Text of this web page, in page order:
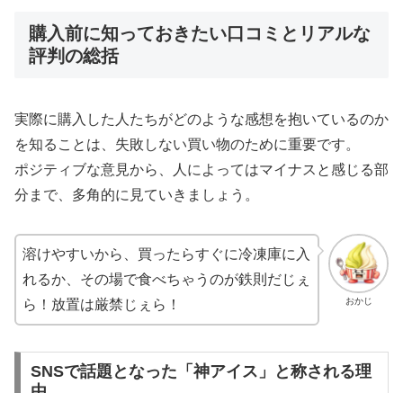
購入前に知っておきたい口コミとリアルな
評判の総括
実際に購入した人たちがどのような感想を抱いているのか
を知ることは、失敗しない買い物のために重要です。
ポジティブな意見から、人によってはマイナスと感じる部
分まで、多角的に見ていきましょう。
おかじ
溶けやすいから、買ったらすぐに冷凍庫に入
れるか、その場で食べちゃうのが鉄則だじぇ
ら！放置は厳禁じぇら！
SNSで話題となった「神アイス」と称される理